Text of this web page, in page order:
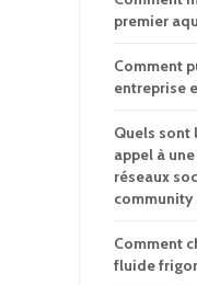
premier
Comment
entreprise
Quels sont
appel à
réseaux
community
Comment
fluide